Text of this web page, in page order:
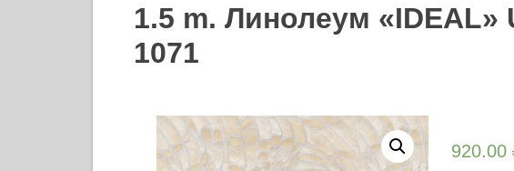
1.5 m. Линолеум «IDEAL»
1071
920.00